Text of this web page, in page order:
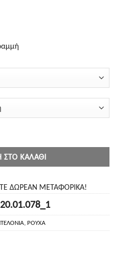
ΚΑΛΆΘΙ
ΔΩΡΕΑΝ ΜΕΤΑΦΟΡΙΚΑ!
, ΡΟΥΧΑ